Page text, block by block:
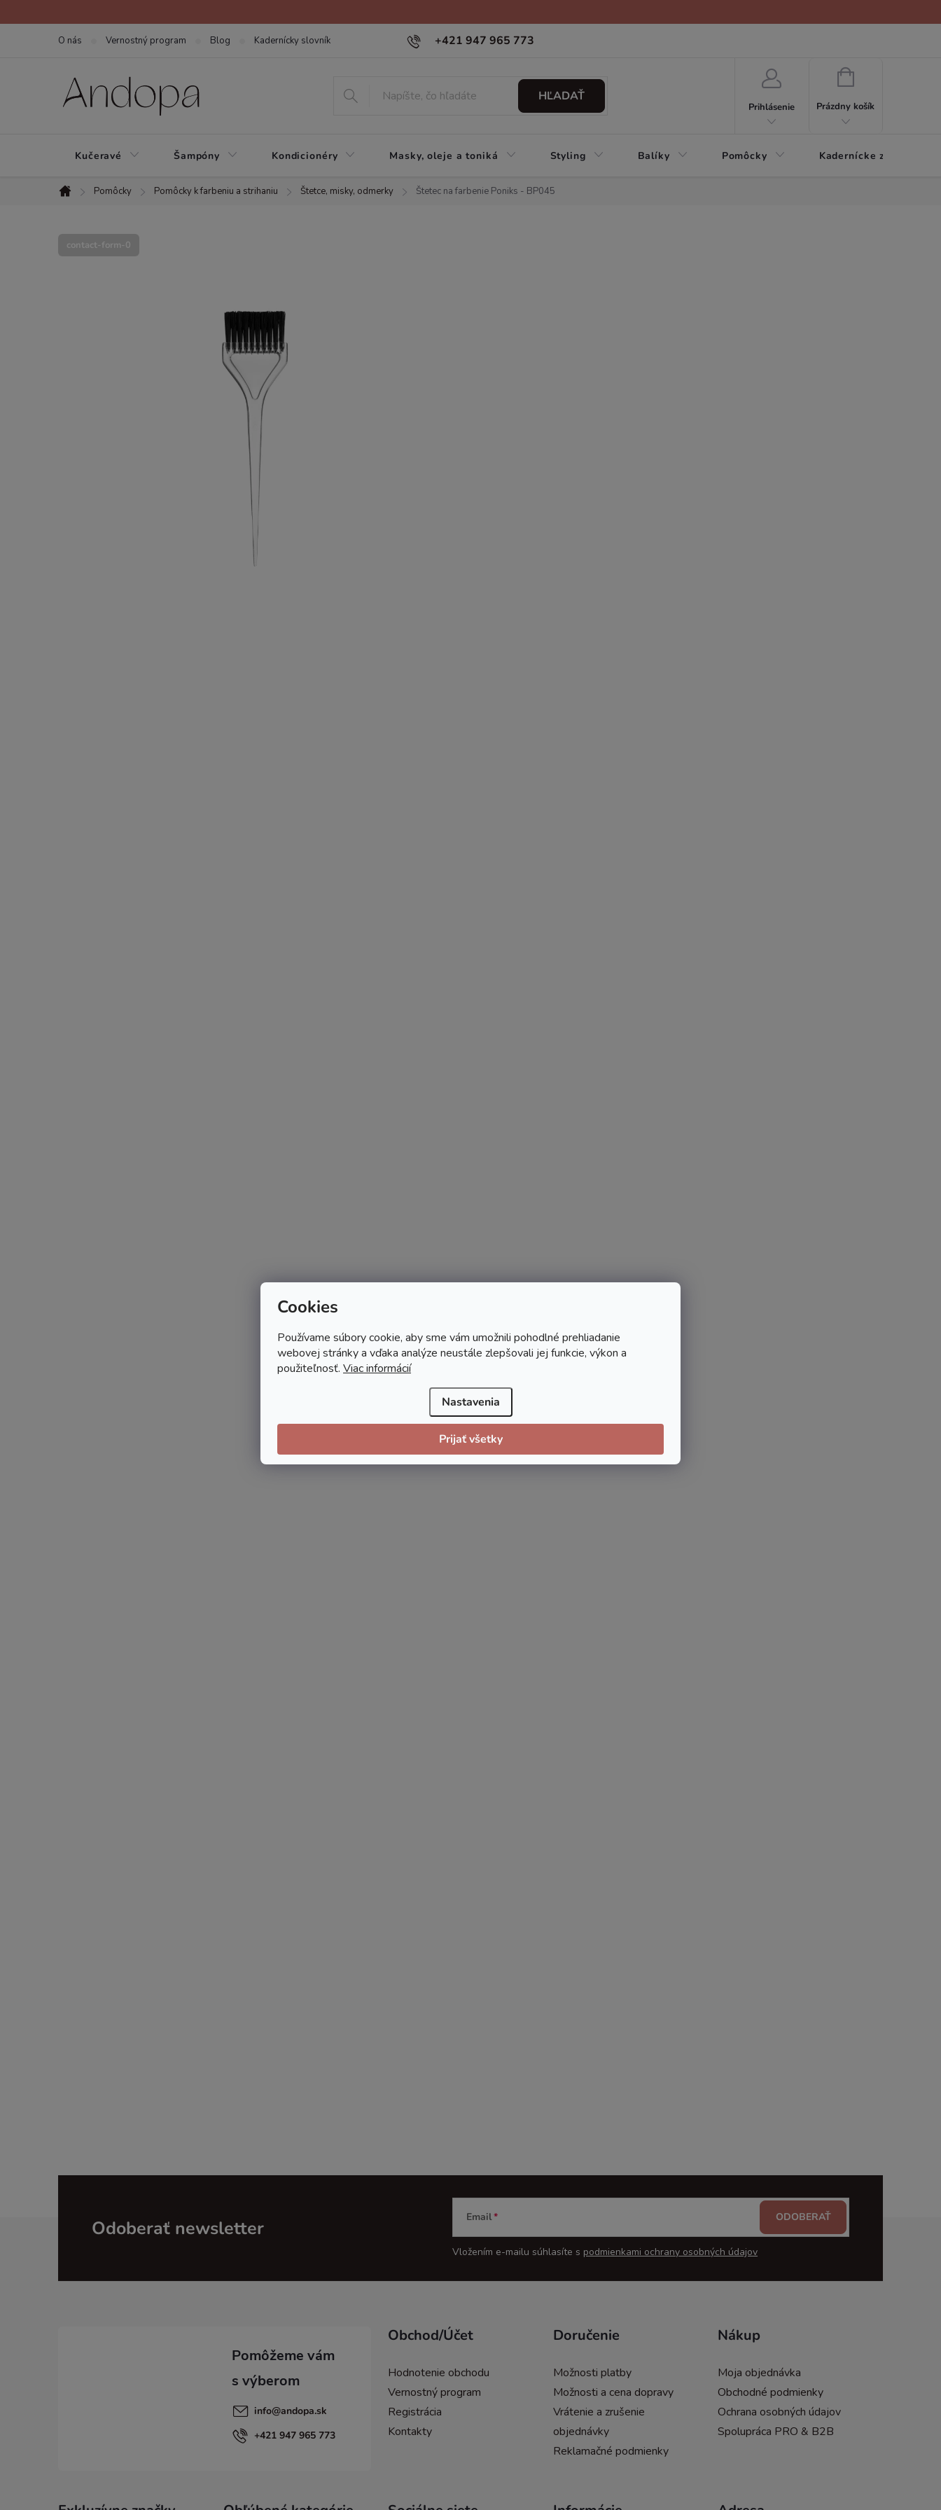
Cookies
Používame súbory cookie, aby sme vám umožnili pohodlné prehliadanie
webovej stránky a vďaka analýze neustále zlepšovali jej funkcie, výkon a
použiteľnosť. Viac informácií
Nastavenia
Prijať všetky
na
+421 947 965 773
O nás Vernostný program Blog Kadernícky slovník
HĽADAŤ
Prihlásenie
NÁKUPNÝ
Prázdny košík
Kučeravé Šampóny Kondicionéry Masky, oleje a toniká Styling Balíky Pomôcky Kadernícke zariadenie
Domov
Pomôcky Pomôcky k farbeniu a strihaniu Štetce, misky, odmerky Štetec na farbenie Poniks - BP045
contact-form-0
Odoberať newsletter Email
Vložením e-mailu súhlasíte s podmienkami ochrany osobných údajov
ODOBERAŤ
info@andopa.sk
+421 947 965 773
Obchod/Účet
Hodnotenie obchodu
Vernostný program
Registrácia
Kontakty
Doručenie
Možnosti platby
Možnosti a cena dopravy
Vrátenie a zrušenie
objednávky
Reklamačné podmienky
Nákup
Moja objednávka
Obchodné podmienky
Ochrana osobných údajov
Spolupráca PRO & B2B